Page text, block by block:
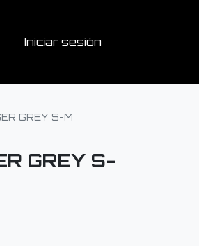
Iniciar sesión
GREY S-M
GREY S-